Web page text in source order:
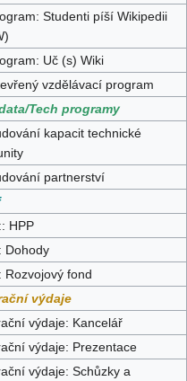
Studenti píší Wikipedii
Uč (s) Wiki
vzdělávací program
Tech programy
kapacit technické
partnerství
HPP
Dohody
Rozvojový fond
výdaje
výdaje: Kancelář
výdaje: Prezentace
výdaje: Schůzky a